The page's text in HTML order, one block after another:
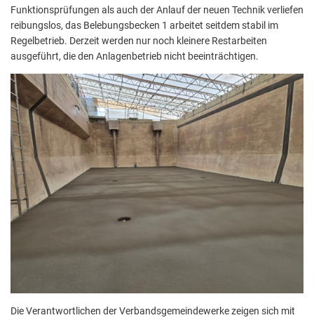
Funktionsprüfungen als auch der Anlauf der neuen Technik verliefen
reibungslos, das Belebungsbecken 1 arbeitet seitdem stabil im
Regelbetrieb. Derzeit werden nur noch kleinere Restarbeiten
ausgeführt, die den Anlagenbetrieb nicht beeinträchtigen.
Die Verantwortlichen der Verbandsgemeindewerke zeigen sich mit